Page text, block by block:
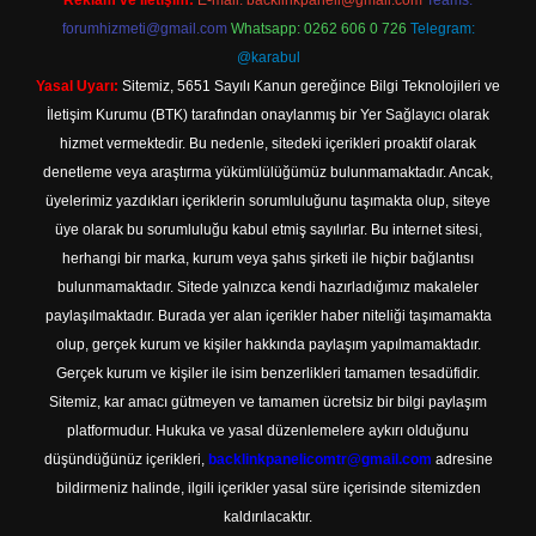
forumhizmeti@gmail.com Whatsapp: 0262 606 0 726 Telegram:
@karabul
Yasal Uyarı: Sitemiz, 5651 Sayılı Kanun gereğince Bilgi Teknolojileri ve
İletişim Kurumu (BTK) tarafından onaylanmış bir Yer Sağlayıcı olarak
hizmet vermektedir. Bu nedenle, sitedeki içerikleri proaktif olarak
denetleme veya araştırma yükümlülüğümüz bulunmamaktadır. Ancak,
üyelerimiz yazdıkları içeriklerin sorumluluğunu taşımakta olup, siteye
üye olarak bu sorumluluğu kabul etmiş sayılırlar. Bu internet sitesi,
herhangi bir marka, kurum veya şahıs şirketi ile hiçbir bağlantısı
bulunmamaktadır. Sitede yalnızca kendi hazırladığımız makaleler
paylaşılmaktadır. Burada yer alan içerikler haber niteliği taşımamakta
olup, gerçek kurum ve kişiler hakkında paylaşım yapılmamaktadır.
Gerçek kurum ve kişiler ile isim benzerlikleri tamamen tesadüfidir.
Sitemiz, kar amacı gütmeyen ve tamamen ücretsiz bir bilgi paylaşım
platformudur. Hukuka ve yasal düzenlemelere aykırı olduğunu
düşündüğünüz içerikleri, backlinkpanelicomtr@gmail.com adresine
bildirmeniz halinde, ilgili içerikler yasal süre içerisinde sitemizden
kaldırılacaktır.